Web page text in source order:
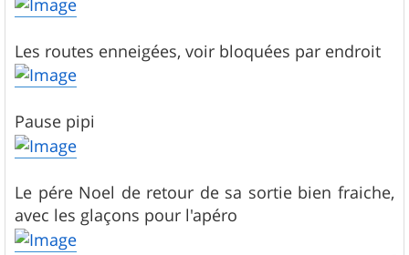
Les routes enneigées, voir bloquées par endroit
Pause pipi
Le pére Noel de retour de sa sortie bien fraiche,
avec les glaçons pour l'apéro